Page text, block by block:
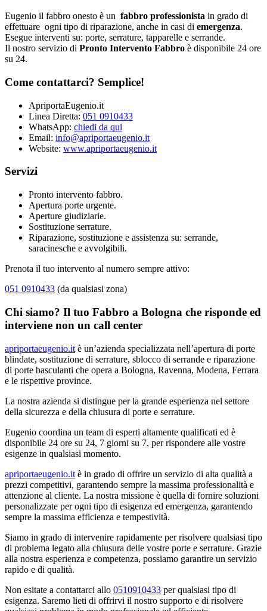
Eugenio il fabbro onesto è un fabbro professionista in grado di
effettuare ogni tipo di riparazione, anche in casi di emergenza.
Esegue interventi su: porte, serrature, tapparelle e serrande.
Il nostro servizio di Pronto Intervento Fabbro è disponibile 24 ore
su 24.
Come contattarci? Semplice!
ApriportaEugenio.it
Linea Diretta: 051 0910433
WhatsApp: chiedi da qui
Email: info@apriportaeugenio.it
Website: www.apriportaeugenio.it
Servizi
Pronto intervento fabbro.
Apertura porte urgente.
Aperture giudiziarie.
Sostituzione serrature.
Riparazione, sostituzione e assistenza su: serrande,
saracinesche e avvolgibili.
Prenota il tuo intervento al numero sempre attivo:
051 0910433 (da qualsiasi zona)
Chi siamo? Il tuo Fabbro a Bologna che risponde ed
interviene non un call center
apriportaeugenio.it è un’azienda specializzata nell’apertura di porte
blindate, sostituzione di serrature, sblocco di serrande e riparazione
di porte basculanti che opera a Bologna, Ravenna, Modena, Ferrara
e le rispettive province.
La nostra azienda si distingue per la grande esperienza nel settore
della sicurezza e della chiusura di porte e serrature.
Eugenio coordina un team di esperti altamente qualificati ed è
disponibile 24 ore su 24, 7 giorni su 7, per rispondere alle vostre
esigenze in qualsiasi momento.
apriportaeugenio.it è in grado di offrire un servizio di alta qualità a
prezzi competitivi, garantendo sempre la massima professionalità e
attenzione al cliente. La nostra missione è quella di fornire soluzioni
personalizzate per ogni tipo di esigenza ed emergenza, garantendo
sempre la massima efficienza e tempestività.
Siamo in grado di intervenire rapidamente per risolvere qualsiasi tipo
di problema legato alla chiusura delle vostre porte e serrature. Grazie
alla nostra esperienza e competenza, possiamo garantire un servizio
rapido e di qualità.
Non esitate a contattarci allo 0510910433 per qualsiasi tipo di
esigenza. Saremo lieti di offrirvi il nostro supporto e di risolvere